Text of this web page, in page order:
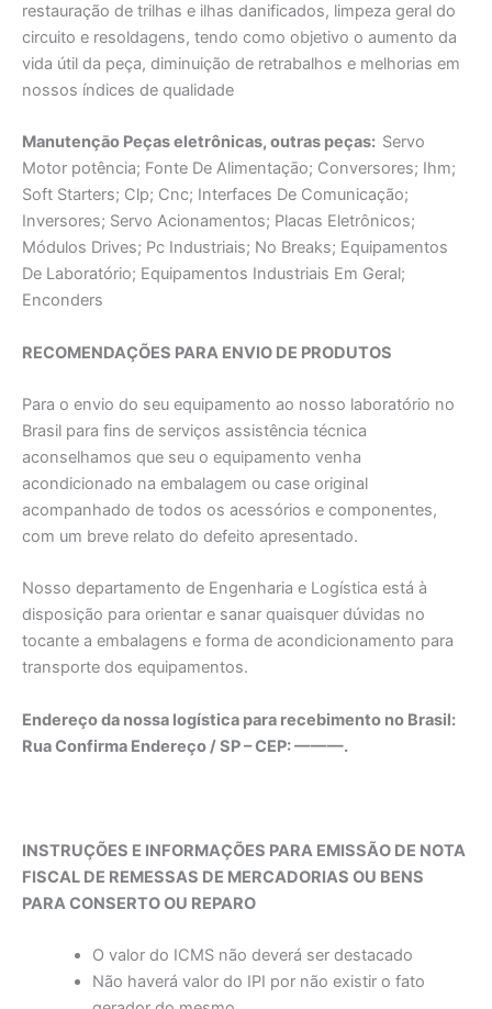
restauração de trilhas e ilhas danificados, limpeza geral do
circuito e resoldagens, tendo como objetivo o aumento da
vida útil da peça, diminuição de retrabalhos e melhorias em
nossos índices de qualidade
Manutençāo Peças eletrônicas, outras peças: Servo
Motor potência; Fonte De Alimentaçāo; Conversores; Ihm;
Soft Starters; Clp; Cnc; Interfaces De Comunicação;
Inversores; Servo Acionamentos; Placas Eletrônicos;
Módulos Drives; Pc Industriais; No Breaks; Equipamentos
De Laboratório; Equipamentos Industriais Em Geral;
Enconders
RECOMENDAÇÕES PARA ENVIO DE PRODUTOS
Para o envio do seu equipamento ao nosso laboratório no
Brasil para fins de serviços assistência técnica
aconselhamos que seu o equipamento venha
acondicionado na embalagem ou case original
acompanhado de todos os acessórios e componentes,
com um breve relato do defeito apresentado.
Nosso departamento de Engenharia e Logística está à
disposição para orientar e sanar quaisquer dúvidas no
tocante a embalagens e forma de acondicionamento para
transporte dos equipamentos.
Endereço da nossa logística para recebimento no Brasil:
Rua Confirma Endereço / SP – CEP: ———.
INSTRUÇÕES E INFORMAÇÕES PARA EMISSÃO DE NOTA
FISCAL DE REMESSAS DE MERCADORIAS OU BENS
PARA CONSERTO OU REPARO
O valor do ICMS não deverá ser destacado
Não haverá valor do IPI por não existir o fato